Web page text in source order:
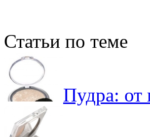
Статьи по теме
Пудра: от